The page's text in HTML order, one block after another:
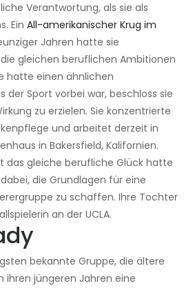
Verantwortung, als sie als
Ein All-amerikanischer Krug im
Jahren hatte sie
gleichen beruflichen Ambitionen
hatte einen ähnlichen
der Sport vorbei war, beschloss sie
zu erzielen. Sie konzentrierte
und arbeitet derzeit in
in Bakersfield, Kalifornien.
das gleiche berufliche Glück hatte
die Grundlagen für eine
zu schaffen. Ihre Tochter
an der UCLA.
bekannte Gruppe, die ältere
ihren jüngeren Jahren eine